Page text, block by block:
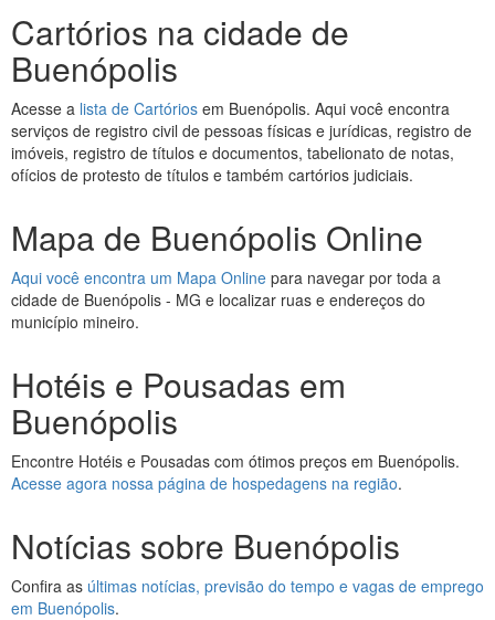
Cartórios na cidade de
Buenópolis
Acesse a lista de Cartórios em Buenópolis. Aqui você encontra
serviços de registro civil de pessoas físicas e jurídicas, registro de
imóveis, registro de títulos e documentos, tabelionato de notas,
ofícios de protesto de títulos e também cartórios judiciais.
Mapa de Buenópolis Online
Aqui você encontra um Mapa Online para navegar por toda a
cidade de Buenópolis - MG e localizar ruas e endereços do
município mineiro.
Hotéis e Pousadas em
Buenópolis
Encontre Hotéis e Pousadas com ótimos preços em Buenópolis.
Acesse agora nossa página de hospedagens na região.
Notícias sobre Buenópolis
Confira as últimas notícias, previsão do tempo e vagas de emprego
em Buenópolis.